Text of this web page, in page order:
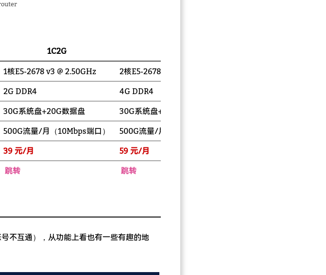
1C2G
1核E5-2678 v3 @ 2.50GHz 2核E5-2678 v3 @ 2.50GHz
2G DDR4 4G DDR4
30G系统盘+20G数据盘 30G系统盘+20G数据盘
500G流量/月（10Mbps端口） 500G流量/月（10Mbps端口）
39 元/月 59 元/月
跳转 跳转
不互通），从功能上看也有一些有趣的地